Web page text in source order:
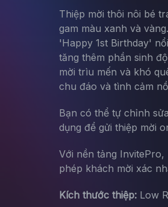
Thiệp mời thôi nôi bé
gam màu xanh và
'Happy 1st Birthday'
tăng thêm phần sinh
mời trìu mến và khó
chu đáo và tình cảm
Bạn có thể tự chỉnh
dụng để gửi thiệp mời
Với nền tảng
phép khách mời xác
Kích thước thiệp: Low